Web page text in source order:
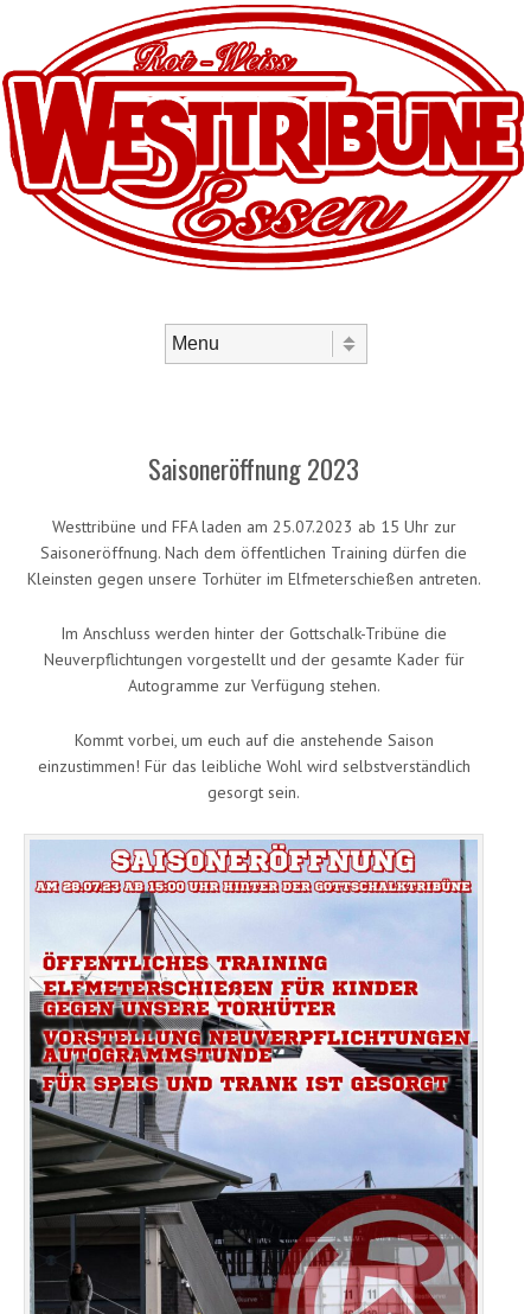
Saisoneröffnung 2023
Westtribüne und FFA laden am 25.07.2023 ab 15 Uhr zur
Saisoneröffnung. Nach dem öffentlichen Training dürfen die
Kleinsten gegen unsere Torhüter im Elfmeterschießen antreten.
Im Anschluss werden hinter der Gottschalk-Tribüne die
Neuverpflichtungen vorgestellt und der gesamte Kader für
Autogramme zur Verfügung stehen.
Kommt vorbei, um euch auf die anstehende Saison
einzustimmen! Für das leibliche Wohl wird selbstverständlich
gesorgt sein.